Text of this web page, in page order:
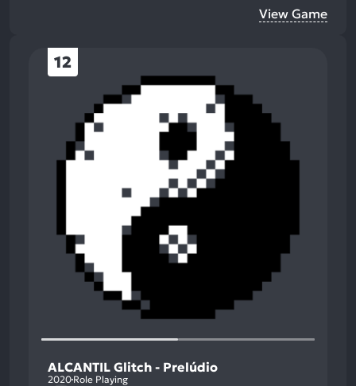
View Game
12
ALCANTIL Glitch - Prelúdio
2020 Role Playing